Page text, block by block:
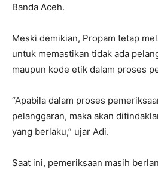
Banda Aceh.
Meski demikian, Propam tetap
untuk memastikan tidak ada
maupun kode etik dalam proses
“Apabila dalam proses
pelanggaran, maka akan
yang berlaku,” ujar Adi.
Saat ini, pemeriksaan masih